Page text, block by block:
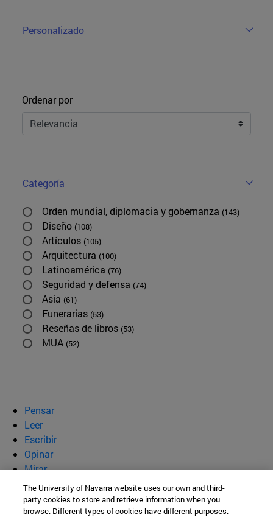
Personalizado
Ordenar
Ordenar por
Categoría
Orden mundial, diplomacia y gobernanza (143)
Diseño (108)
Artículos (105)
Arquitectura (100)
Latinoamérica (76)
Seguridad y defensa (74)
Asia (61)
Funerarias (53)
Reseñas de libros (53)
MUA (52)
Pensar
Leer
Escribir
Opinar
Mirar
Quiénes somos
BeBrave
The University of Navarra website uses our own and third-
party cookies to store and retrieve information when you
browse. Different types of cookies have different purposes.